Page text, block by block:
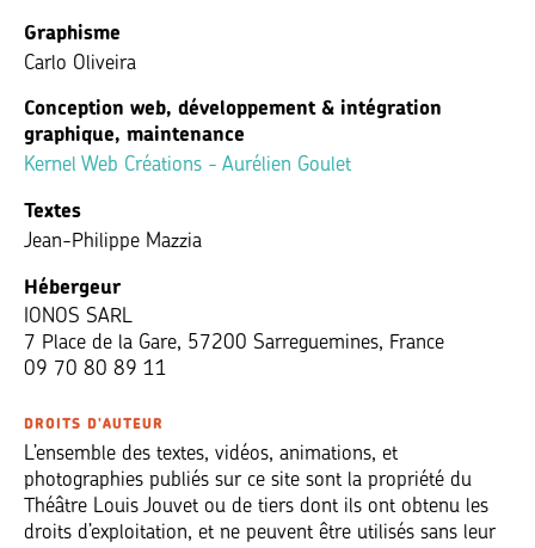
Graphisme
Carlo Oliveira
Conception web, développement & intégration
graphique, maintenance
Kernel Web Créations - Aurélien Goulet
Textes
Jean-Philippe Mazzia
Hébergeur
IONOS SARL
7 Place de la Gare, 57200 Sarreguemines, France
09 70 80 89 11
DROITS D'AUTEUR
L’ensemble des textes, vidéos, animations, et
photographies publiés sur ce site sont la propriété du
Théâtre Louis Jouvet ou de tiers dont ils ont obtenu les
droits d’exploitation, et ne peuvent être utilisés sans leur